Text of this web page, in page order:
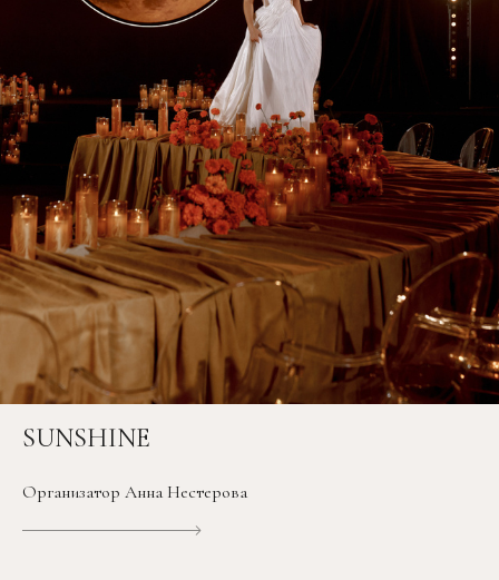
SUNSHINE
Организатор Анна Нестерова